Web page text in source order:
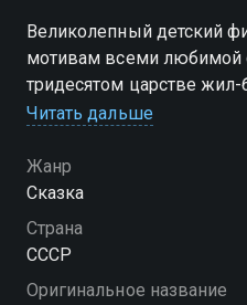
Великолепный детский
мотивам всеми любимой
тридесятом царстве
царь взять в жёны
крестьянского сына…
Читать дальше
Жанр
Сказка
Страна
СССР
Оригинальное название